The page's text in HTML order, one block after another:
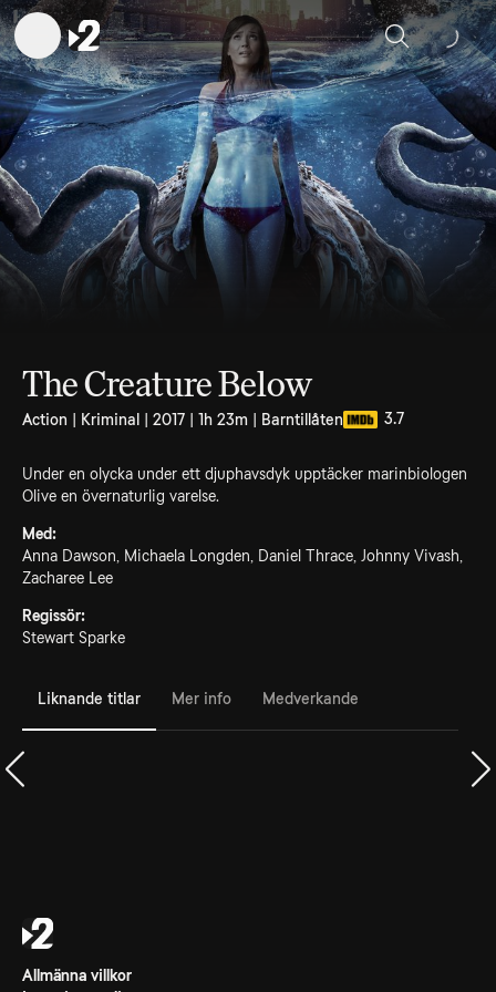
Sök
The Creature Below
Action | Kriminal | 2017 | 1h 23m | Barntillåten 3.7
Under en olycka under ett djuphavsdyk upptäcker marinbiologen
Olive en övernaturlig varelse.
Med:
Anna Dawson, Michaela Longden, Daniel Thrace, Johnny Vivash,
Zacharee Lee
Regissör:
Stewart Sparke
Liknande titlar Mer info Medverkande
Allmänna villkor